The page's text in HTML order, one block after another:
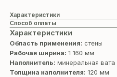
Характеристики
Способ оплаты
Характеристики
Область применения: стены
Рабочая ширина: 1 160 мм
Наполнитель: минеральная вата
Толщина наполнителя: 120 мм